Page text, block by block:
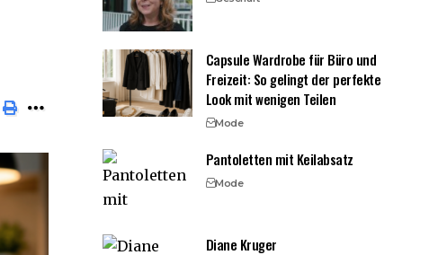
Capsule Wardrobe für Büro und
Freizeit: So gelingt der perfekte
Look mit wenigen Teilen
Mode
Pantoletten mit Keilabsatz
Mode
Diane Kruger